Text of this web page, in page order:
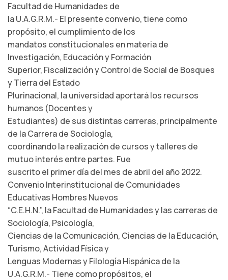
Facultad de Humanidades de
la U.A.G.R.M.- El presente convenio, tiene como
propósito, el cumplimiento de los
mandatos constitucionales en materia de
Investigación, Educación y Formación
Superior, Fiscalización y Control de Social de Bosques
y Tierra del Estado
Plurinacional, la universidad aportará los recursos
humanos (Docentes y
Estudiantes) de sus distintas carreras, principalmente
de la Carrera de Sociología,
coordinando la realización de cursos y talleres de
mutuo interés entre partes. Fue
suscrito el primer día del mes de abril del año 2022.
Convenio Interinstitucional de Comunidades
Educativas Hombres Nuevos
“C.E.H.N.”, la Facultad de Humanidades y las carreras de
Sociología, Psicología,
Ciencias de la Comunicación, Ciencias de la Educación,
Turismo, Actividad Física y
Lenguas Modernas y Filología Hispánica de la
U.A.G.R.M.- Tiene como propósitos, el